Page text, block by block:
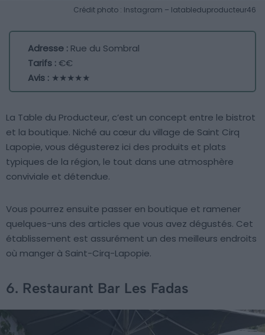
Crédit photo : Instagram – latableduproducteur46
Adresse : Rue du Sombral
Tarifs :€€
Avis : ★★★★★
La Table du Producteur, c’est un concept entre le bistrot
et la boutique. Niché au cœur du village de Saint Cirq
Lapopie, vous dégusterez ici des produits et plats
typiques de la région, le tout dans une atmosphère
conviviale et détendue.
Vous pourrez ensuite passer en boutique et ramener
quelques-uns des articles que vous avez dégustés. Cet
établissement est assurément un des meilleurs endroits
où manger à Saint-Cirq-Lapopie.
6. Restaurant Bar Les Fadas